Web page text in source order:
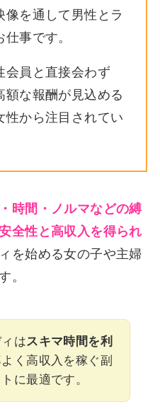
像を通して男性とラ
事です。
会員と直接会わず
額な報酬が見込める
性から注目されてい
時間・ノルマなどの縛
全性と高収入を得られ
を始める女の子や主婦
。
はスキマ時間を利
く高収入を稼ぐ副
に最適です。